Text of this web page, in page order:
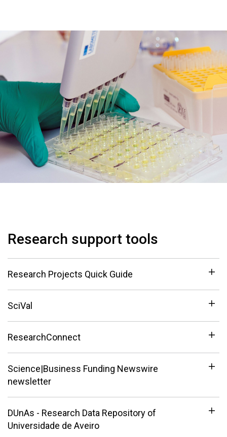
Research support tools
Research Projects Quick Guide
SciVal
ResearchConnect
Science|Business Funding Newswire
newsletter
DUnAs - Research Data Repository of
Universidade de Aveiro